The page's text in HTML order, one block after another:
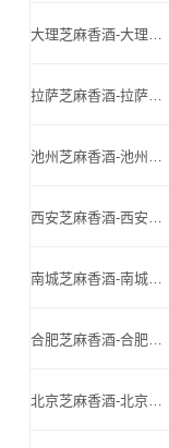
大理芝麻香酒-大理名酒-大理小北门_大理芝麻香酒厂家
拉萨芝麻香酒-拉萨名酒-拉萨小北门_拉萨芝麻香酒厂家
池州芝麻香酒-池州名酒-池州小北门_池州芝麻香酒厂家
西安芝麻香酒-西安名酒-西安小北门_西安芝麻香酒厂家
南城芝麻香酒-南城名酒-南城小北门_南城芝麻香酒厂家
合肥芝麻香酒-合肥名酒-合肥小北门_合肥芝麻香酒厂家
北京芝麻香酒-北京名酒-北京小北门_北京芝麻香酒厂家